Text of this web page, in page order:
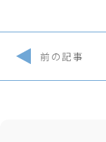
前の記事